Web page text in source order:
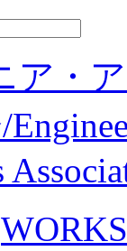
WORKS